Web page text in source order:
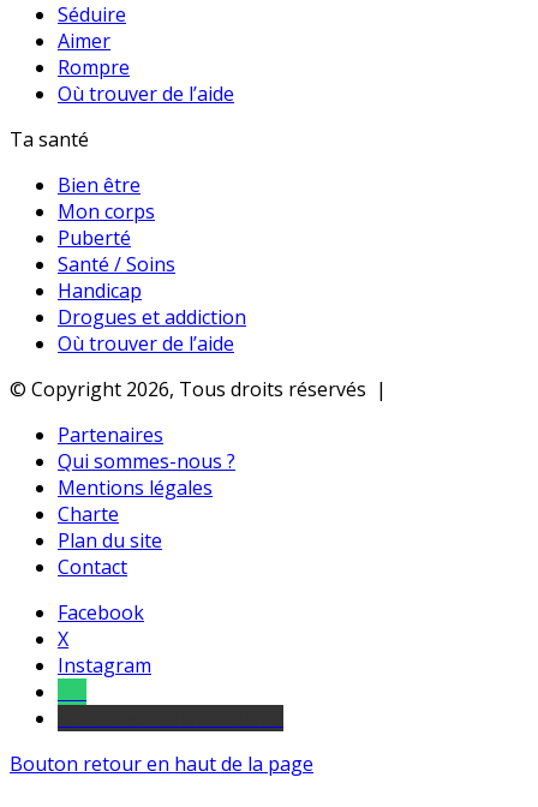
Séduire
Aimer
Rompre
Où trouver de l’aide
Ta santé
Bien être
Mon corps
Puberté
Santé / Soins
Handicap
Drogues et addiction
Où trouver de l’aide
© Copyright 2026, Tous droits réservés |
Partenaires
Qui sommes-nous ?
Mentions légales
Charte
Plan du site
Contact
Facebook
X
Instagram
Bouton retour en haut de la page